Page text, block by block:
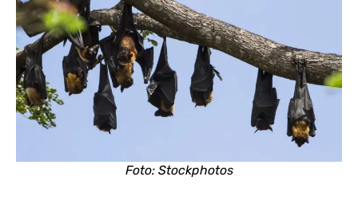
Foto: Stockphotos